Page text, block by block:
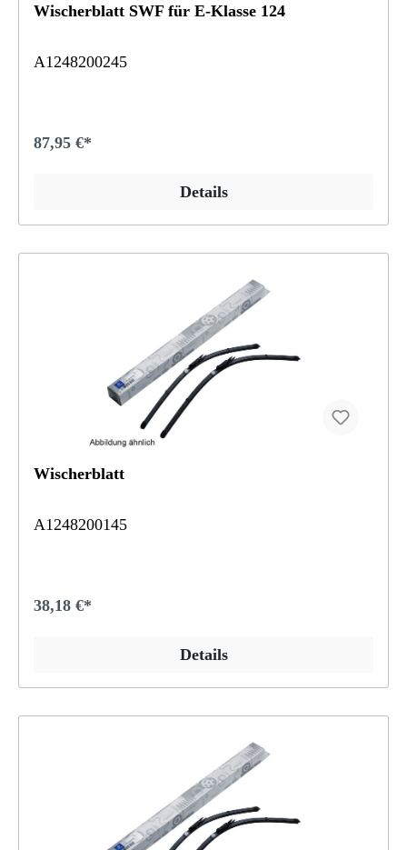
Wischerblatt SWF für E-Klasse 124
A1248200245
87,95 €*
Details
Wischerblatt
A1248200145
38,18 €*
Details